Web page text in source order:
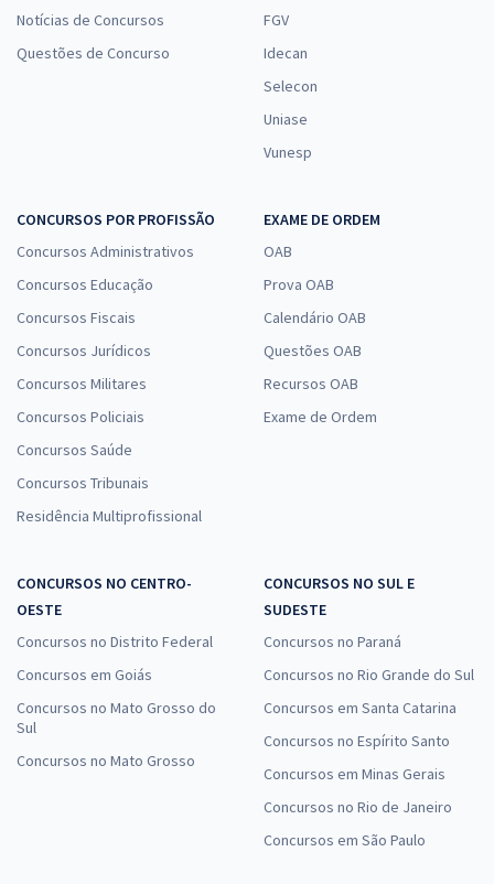
Notícias de Concursos
Questões de Concurso
FGV
Idecan
Selecon
Uniase
Vunesp
CONCURSOS POR PROFISSÃO
Concursos Administrativos
Concursos Educação
Concursos Fiscais
Concursos Jurídicos
Concursos Militares
Concursos Policiais
Concursos Saúde
Concursos Tribunais
Residência Multiprofissional
EXAME DE ORDEM
OAB
Prova OAB
Calendário OAB
Questões OAB
Recursos OAB
Exame de Ordem
CONCURSOS NO CENTRO-
OESTE
Concursos no Distrito Federal
Concursos em Goiás
Concursos no Mato Grosso do
Sul
Concursos no Mato Grosso
CONCURSOS NO SUL E
SUDESTE
Concursos no Paraná
Concursos no Rio Grande do Sul
Concursos em Santa Catarina
Concursos no Espírito Santo
Concursos em Minas Gerais
Concursos no Rio de Janeiro
Concursos em São Paulo